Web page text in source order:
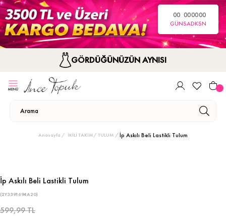
00
GÜN
00
SA
00
DK
00
SN
GÖRDÜĞÜNÜZÜN AYNISI
Anasayfa İKİLİ TAKIM/ TULUM İp Askılı Beli Lastikli Tulum
İp Askılı Beli Lastikli Tulum
(2Y3391694A20)
599,99 TL